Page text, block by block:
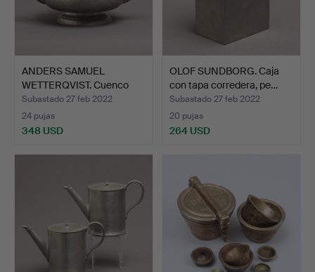
ANDERS SAMUEL
WETTERQVIST. Cuenco
frío, pe…
Subastado 27 feb 2022
24 pujas
348 USD
OLOF SUNDBORG. Caja
con tapa corredera, pe…
Subastado 27 feb 2022
20 pujas
264 USD